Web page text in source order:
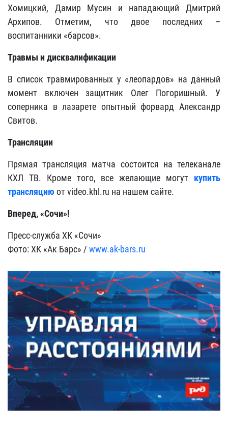
Хомицкий, Дамир Мусин и нападающий Дмитрий
Архипов. Отметим, что двое последних –
воспитанники «барсов».
Травмы и дисквалификации
В список травмированных у «леопардов» на данный
момент включен защитник Олег Погоришный. У
соперника в лазарете опытный форвард Александр
Свитов.
Трансляции
Прямая трансляция матча состоится на телеканале
КХЛ ТВ. Кроме того, все желающие могут купить
трансляцию от video.khl.ru на нашем сайте.
Вперед, «Сочи»!
Пресс-служба ХК «Сочи»
Фото: ХК «Ак Барс» / www.ak-bars.ru